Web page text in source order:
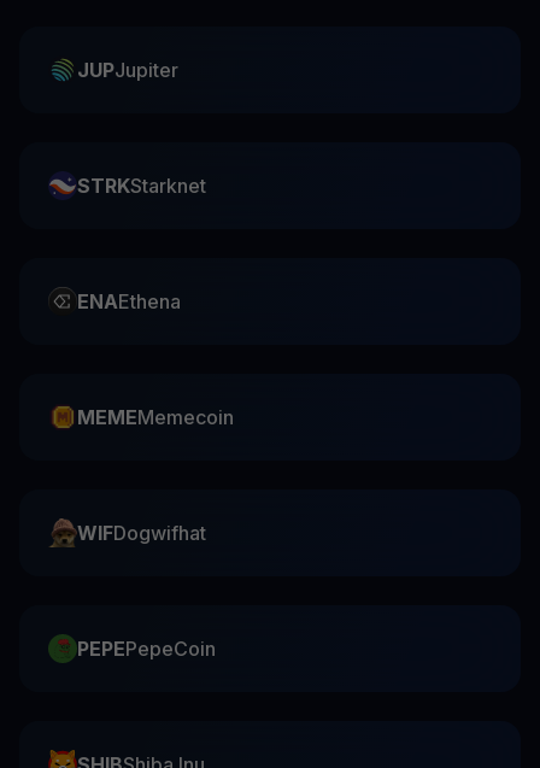
JUPJupiter
STRKStarknet
ENAEthena
MEMEMemecoin
WIFDogwifhat
PEPEPepeCoin